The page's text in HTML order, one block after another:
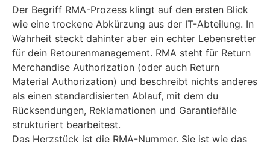
Der Begriff RMA-Prozess klingt auf den ersten Blick
wie eine trockene Abkürzung aus der IT-Abteilung. In
Wahrheit steckt dahinter aber ein echter Lebensretter
für dein Retourenmanagement. RMA steht für Return
Merchandise Authorization (oder auch Return
Material Authorization) und beschreibt nichts anderes
als einen standardisierten Ablauf, mit dem du
Rücksendungen, Reklamationen und Garantiefälle
strukturiert bearbeitest.
Das Herzstück ist die RMA-Nummer. Sie ist wie das